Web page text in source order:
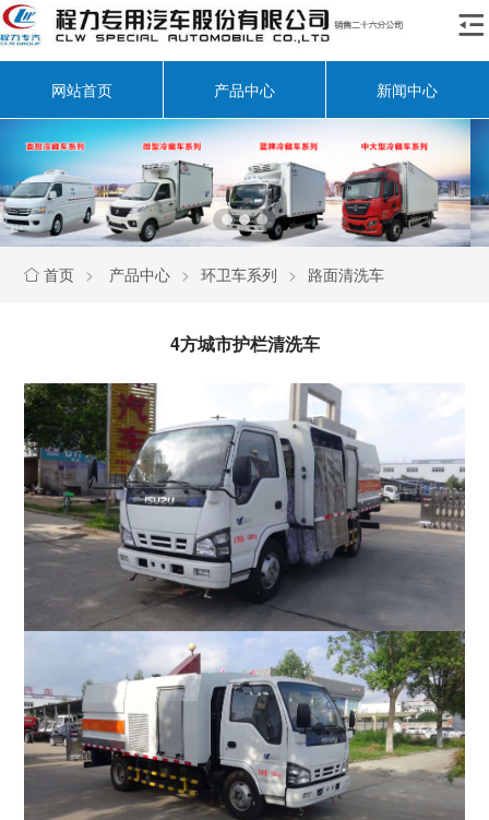

网站首页 产品中心 新闻中心
 首页 > 产品中心 > 环卫车系列 > 路面清洗车
4方城市护栏清洗车